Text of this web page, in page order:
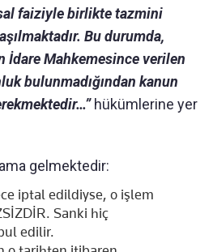
faiziyle birlikte tazmini
Bu durumda,
İdare Mahkemesince verilen
bulunmadığından kanun
hükümlerine yer
gelmektedir:
iptal edildiyse, o işlem
Sanki hiç
edilir.